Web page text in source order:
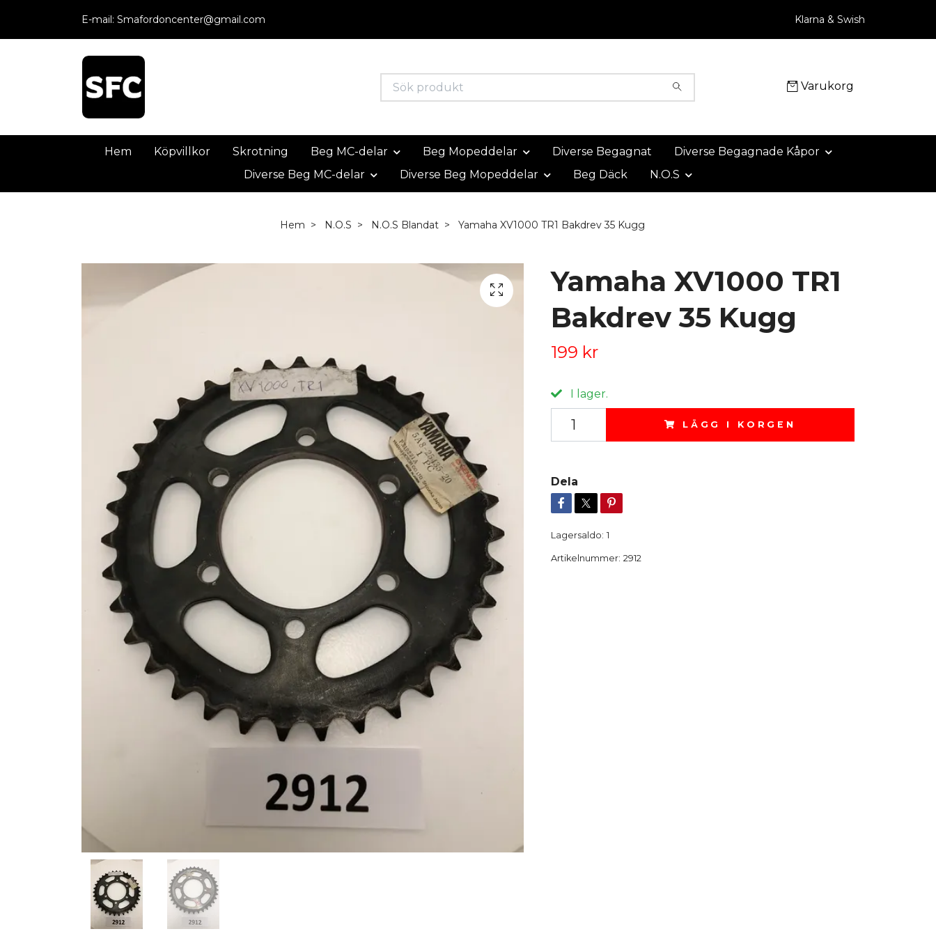
E-mail: Smafordoncenter@gmail.com Klarna & Swish
Varukorg
Hem Köpvillkor Skrotning Beg MC-delar Beg Mopeddelar Diverse Begagnat
Diverse Begagnade Kåpor
Diverse Beg MC-delar
Diverse Beg Mopeddelar Beg Däck N.O.S
Hem N.O.S N.O.S Blandat Yamaha XV1000 TR1 Bakdrev 35 Kugg
Yamaha XV1000 TR1
Bakdrev 35 Kugg
199 kr
I lager.
LÄGG I KORGEN
Dela
Lagersaldo: 1
Artikelnummer: 2912